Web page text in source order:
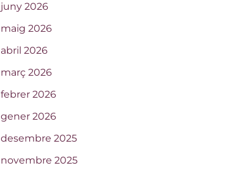
juny 2026
maig 2026
abril 2026
març 2026
febrer 2026
gener 2026
desembre 2025
novembre 2025